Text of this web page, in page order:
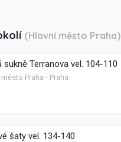
(Hlavní město Praha)
sukně Terranova vel. 104-110
Praha - Praha
šaty vel. 134-140